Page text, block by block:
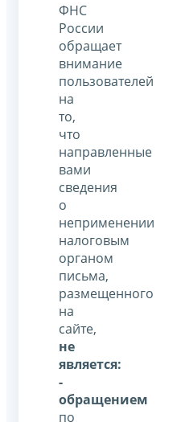
ФНС
России
обращает
внимание
пользователей
на
то,
что
направленные
вами
сведения
о
неприменении
налоговым
органом
письма,
размещенного
на
сайте,
не
является:
-
обращением
по